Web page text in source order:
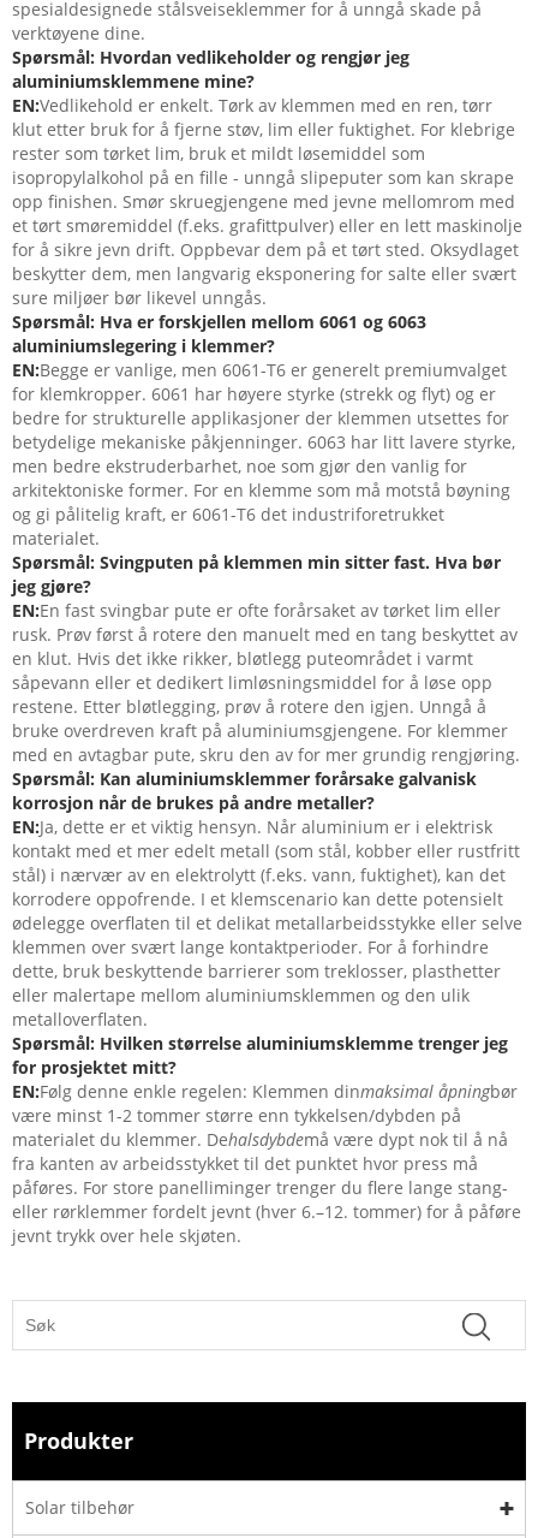
spesialdesignede stålsveiseklemmer for å unngå skade på
verktøyene dine.
Spørsmål: Hvordan vedlikeholder og rengjør jeg
aluminiumsklemmene mine?
EN:Vedlikehold er enkelt. Tørk av klemmen med en ren, tørr
klut etter bruk for å fjerne støv, lim eller fuktighet. For klebrige
rester som tørket lim, bruk et mildt løsemiddel som
isopropylalkohol på en fille - unngå slipeputer som kan skrape
opp finishen. Smør skruegjengene med jevne mellomrom med
et tørt smøremiddel (f.eks. grafittpulver) eller en lett maskinolje
for å sikre jevn drift. Oppbevar dem på et tørt sted. Oksydlaget
beskytter dem, men langvarig eksponering for salte eller svært
sure miljøer bør likevel unngås.
Spørsmål: Hva er forskjellen mellom 6061 og 6063
aluminiumslegering i klemmer?
EN:Begge er vanlige, men 6061-T6 er generelt premiumvalget
for klemkropper. 6061 har høyere styrke (strekk og flyt) og er
bedre for strukturelle applikasjoner der klemmen utsettes for
betydelige mekaniske påkjenninger. 6063 har litt lavere styrke,
men bedre ekstruderbarhet, noe som gjør den vanlig for
arkitektoniske former. For en klemme som må motstå bøyning
og gi pålitelig kraft, er 6061-T6 det industriforetrukket
materialet.
Spørsmål: Svingputen på klemmen min sitter fast. Hva bør
jeg gjøre?
EN:En fast svingbar pute er ofte forårsaket av tørket lim eller
rusk. Prøv først å rotere den manuelt med en tang beskyttet av
en klut. Hvis det ikke rikker, bløtlegg puteområdet i varmt
såpevann eller et dedikert limløsningsmiddel for å løse opp
restene. Etter bløtlegging, prøv å rotere den igjen. Unngå å
bruke overdreven kraft på aluminiumsgjengene. For klemmer
med en avtagbar pute, skru den av for mer grundig rengjøring.
Spørsmål: Kan aluminiumsklemmer forårsake galvanisk
korrosjon når de brukes på andre metaller?
EN:Ja, dette er et viktig hensyn. Når aluminium er i elektrisk
kontakt med et mer edelt metall (som stål, kobber eller rustfritt
stål) i nærvær av en elektrolytt (f.eks. vann, fuktighet), kan det
korrodere oppofrende. I et klemscenario kan dette potensielt
ødelegge overflaten til et delikat metallarbeidsstykke eller selve
klemmen over svært lange kontaktperioder. For å forhindre
dette, bruk beskyttende barrierer som treklosser, plasthetter
eller malertape mellom aluminiumsklemmen og den ulik
metalloverflaten.
Spørsmål: Hvilken størrelse aluminiumsklemme trenger jeg
for prosjektet mitt?
EN:Følg denne enkle regelen: Klemmen dinmaksimal åpningbør
være minst 1-2 tommer større enn tykkelsen/dybden på
materialet du klemmer. Dehalsdybdemå være dypt nok til å nå
fra kanten av arbeidsstykket til det punktet hvor press må
påføres. For store panelliminger trenger du flere lange stang-
eller rørklemmer fordelt jevnt (hver 6.–12. tommer) for å påføre
jevnt trykk over hele skjøten.
Produkter
Solar tilbehør